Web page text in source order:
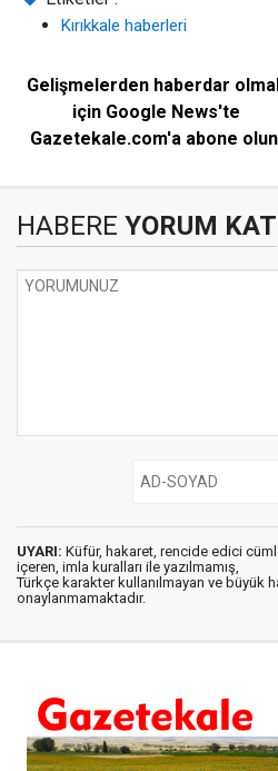
Kırıkkale haberleri
Gelişmelerden haberdar
için Google News'te
Gazetekale.com'a abone
HABERE YORUM KAT
UYARI: Küfür, hakaret, rencide edici
içeren, imla kuralları ile yazılmamış,
Türkçe karakter kullanılmayan ve büyük
onaylanmamaktadır.